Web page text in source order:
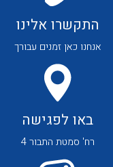
לכל מוצרי היצרן
התקשרו אלינו
אנחנו כאן זמנים עבורך
באו לפגישה
רח' סמטת התבור 4